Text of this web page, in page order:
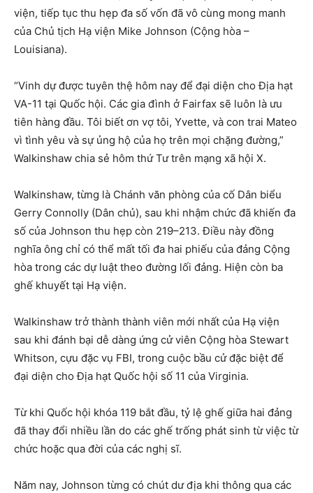
viện, tiếp tục thu hẹp đa số vốn đã vô cùng mong manh
của Chủ tịch Hạ viện Mike Johnson (Cộng hòa –
Louisiana).
“Vinh dự được tuyên thệ hôm nay để đại diện cho Địa hạt
VA-11 tại Quốc hội. Các gia đình ở Fairfax sẽ luôn là ưu
tiên hàng đầu. Tôi biết ơn vợ tôi, Yvette, và con trai Mateo
vì tình yêu và sự ủng hộ của họ trên mọi chặng đường,”
Walkinshaw chia sẻ hôm thứ Tư trên mạng xã hội X.
Walkinshaw, từng là Chánh văn phòng của cố Dân biểu
Gerry Connolly (Dân chủ), sau khi nhậm chức đã khiến đa
số của Johnson thu hẹp còn 219–213. Điều này đồng
nghĩa ông chỉ có thể mất tối đa hai phiếu của đảng Cộng
hòa trong các dự luật theo đường lối đảng. Hiện còn ba
ghế khuyết tại Hạ viện.
Walkinshaw trở thành thành viên mới nhất của Hạ viện
sau khi đánh bại dễ dàng ứng cử viên Cộng hòa Stewart
Whitson, cựu đặc vụ FBI, trong cuộc bầu cử đặc biệt để
đại diện cho Địa hạt Quốc hội số 11 của Virginia.
Từ khi Quốc hội khóa 119 bắt đầu, tỷ lệ ghế giữa hai đảng
đã thay đổi nhiều lần do các ghế trống phát sinh từ việc từ
chức hoặc qua đời của các nghị sĩ.
Năm nay, Johnson từng có chút dư địa khi thông qua các